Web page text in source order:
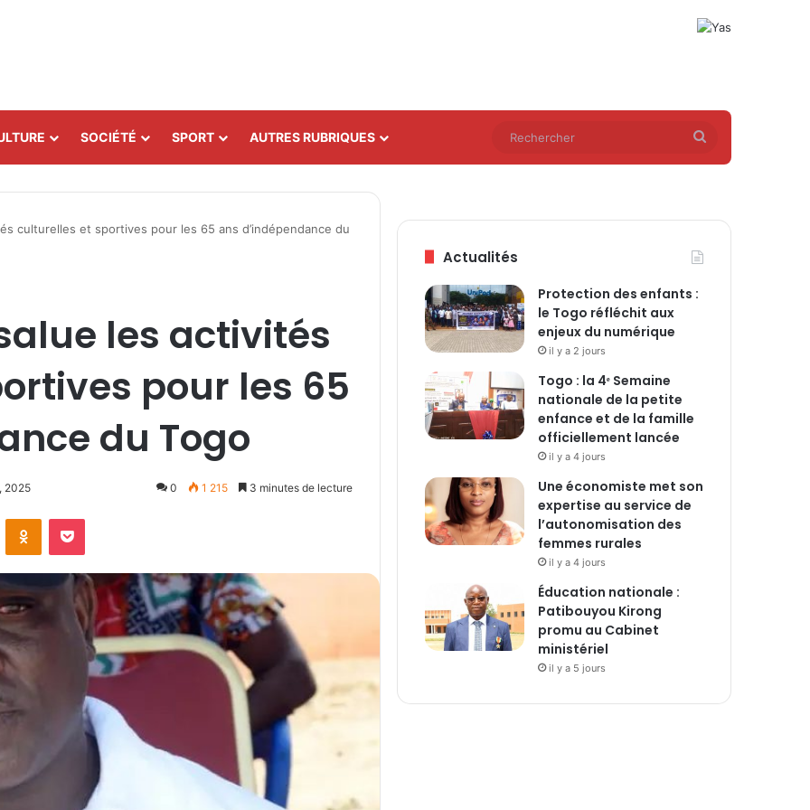
SOCIÉTÉ SPORT AUTRES RUBRIQUES
culturelles et sportives pour les 65 ans d’indépendance du
les activités
pour les 65
du Togo
2025 0 1 215 3 minutes de lecture
Actualités
Protection des enfants :
le Togo réfléchit aux
enjeux du numérique
il y a 2 jours
Togo : la 4ᵉ Semaine
nationale de la petite
enfance et de la famille
officiellement lancée
il y a 4 jours
Une économiste met son
expertise au service de
l’autonomisation des
femmes rurales
il y a 4 jours
Éducation nationale :
Patibouyou Kirong
promu au Cabinet
ministériel
il y a 5 jours